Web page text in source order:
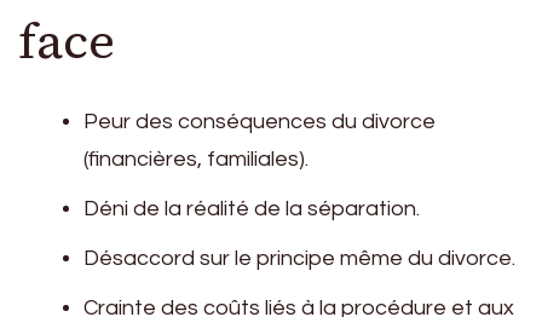
face
Peur des conséquences du divorce
(financières, familiales).
Déni de la réalité de la séparation.
Désaccord sur le principe même du divorce.
Crainte des coûts liés à la procédure et aux